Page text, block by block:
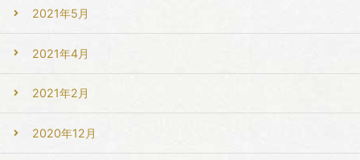
2021年5月
2021年4月
2021年2月
2020年12月